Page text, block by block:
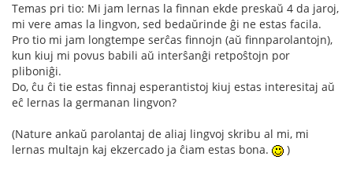
Temas pri tio: Mi jam lernas la finnan ekde preskaŭ 4 da jaroj,
mi vere amas la lingvon, sed bedaŭrinde ĝi ne estas facila.
Pro tio mi jam longtempe serĉas finnojn (aŭ finnparolantojn),
kun kiuj mi povus babili aŭ interŝanĝi retpoŝtojn por
pliboniĝi.
Do, ĉu ĉi tie estas finnaj esperantistoj kiuj estas interesitaj aŭ
eĉ lernas la germanan lingvon?
(Nature ankaŭ parolantaj de aliaj lingvoj skribu al mi, mi
lernas multajn kaj ekzercado ja ĉiam estas bona.
)